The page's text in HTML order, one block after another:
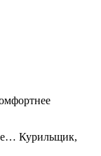
Курильщик,